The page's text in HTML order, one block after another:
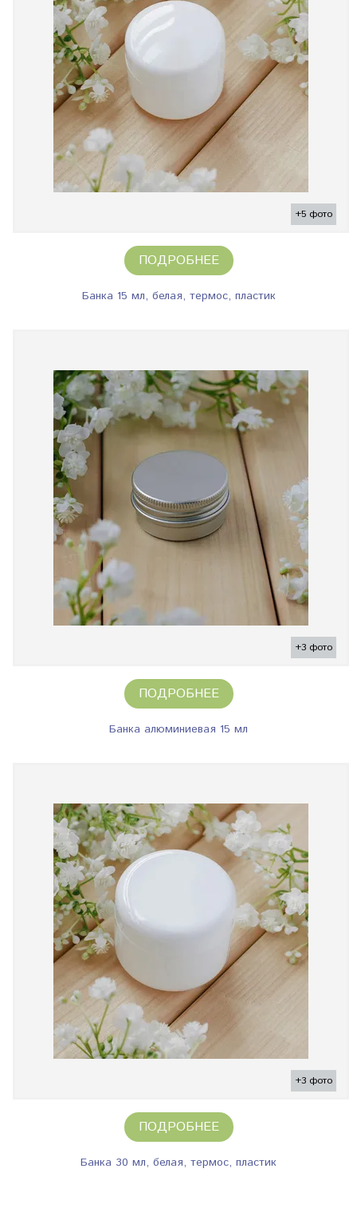
+5 фото
ПОДРОБНЕЕ
Банка 15 мл, белая, термос, пластик
+3 фото
ПОДРОБНЕЕ
Банка алюминиевая 15 мл
+3 фото
ПОДРОБНЕЕ
Банка 30 мл, белая, термос, пластик